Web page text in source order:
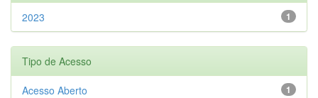
1
2023
Tipo de Acesso
1
Acesso Aberto